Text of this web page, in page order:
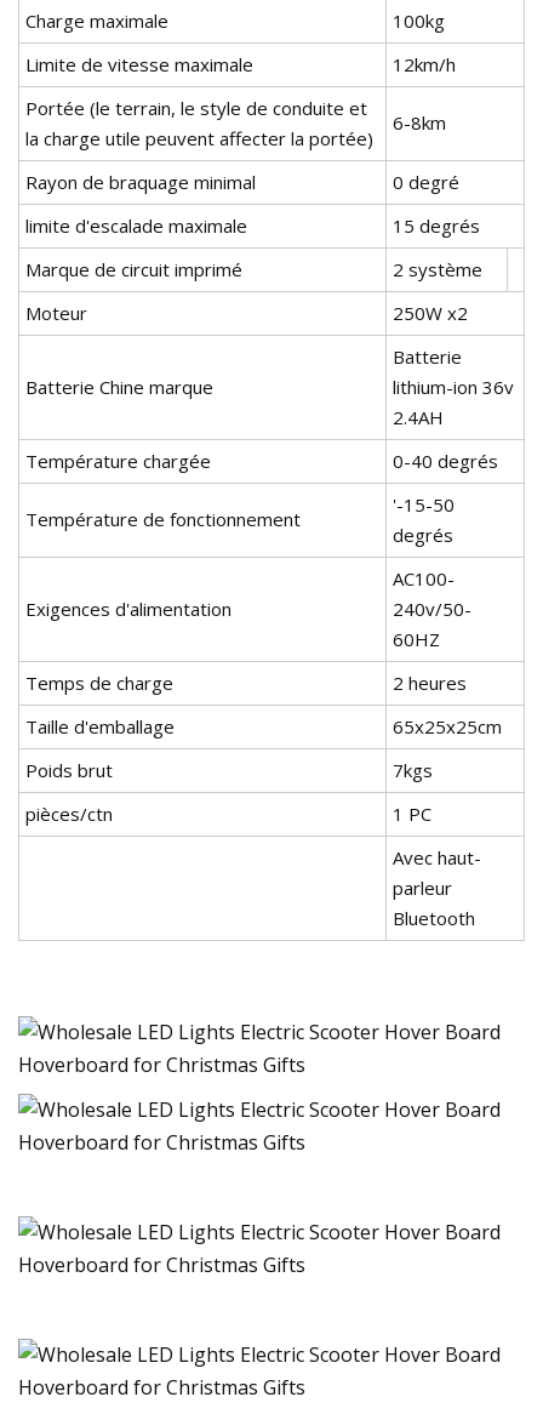
Charge maximale
100kg
Limite de vitesse maximale
12km/h
Portée (le terrain, le style de conduite et
la charge utile peuvent affecter la portée)
6-8km
Rayon de braquage minimal
0 degré
limite d'escalade maximale
15 degrés
Marque de circuit imprimé
2 système
Moteur
250W x2
Batterie Chine marque
Batterie
lithium-ion 36v
2.4AH
Température chargée
0-40 degrés
Température de fonctionnement
'-15-50
degrés
Exigences d'alimentation
AC100-
240v/50-
60HZ
Temps de charge
2 heures
Taille d'emballage
65x25x25cm
Poids brut
7kgs
pièces/ctn
1 PC
Avec haut-
parleur
Bluetooth